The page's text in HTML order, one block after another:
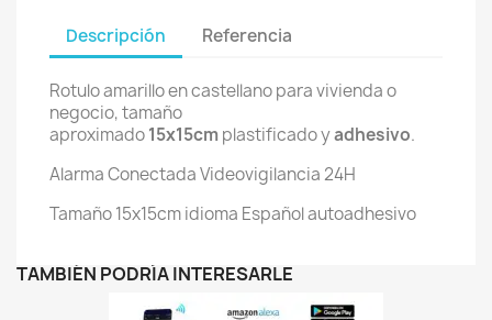
Descripción Referencia
Rotulo amarillo en castellano para vivienda o
negocio, tamaño
aproximado15x15cm plastificado yadhesivo.
Alarma Conectada Videovigilancia 24H
Tamaño 15x15cm idioma Español autoadhesivo
TAMBIÉN PODRÍA INTERESARLE